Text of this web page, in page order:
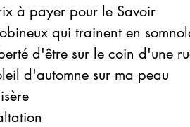
à payer pour le Savoir
qui trainent en
d'être sur le coin d'une
d'automne sur ma peau